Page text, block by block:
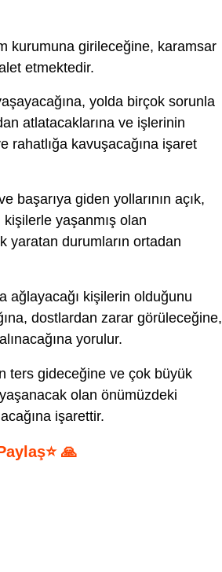
kurumuna girileceğine, karamsar
etmektedir.
yolda birçok sorunla
atlatacaklarına ve işlerinin
rahatlığa kavuşacağına işaret
başarıya giden yollarının açık,
kişilerle yaşanmış olan
yaratan durumların ortadan
ağlayacağı kişilerin olduğunu
dostlardan zarar görüleceğine,
yorulur.
ters gideceğine ve çok büyük
olan önümüzdeki
işarettir.
🙏